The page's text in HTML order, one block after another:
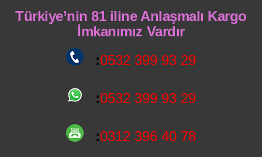
Türkiye’nin 81 iline Anlaşmalı Kargo
İmkanımız Vardır
:0532 399 93 29
:0532 399 93 29
:0312 396 40 78